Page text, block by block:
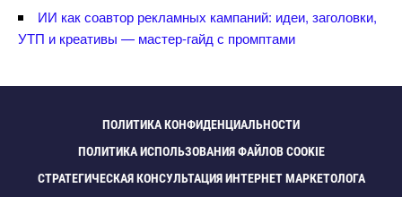
ИИ как соавтор рекламных кампаний: идеи, заголовки,
УТП и креативы — мастер-гайд с промптами
ПОЛИТИКА КОНФИДЕНЦИАЛЬНОСТИ
ПОЛИТИКА ИСПОЛЬЗОВАНИЯ ФАЙЛОВ COOKIE
СТРАТЕГИЧЕСКАЯ КОНСУЛЬТАЦИЯ ИНТЕРНЕТ МАРКЕТОЛОГА